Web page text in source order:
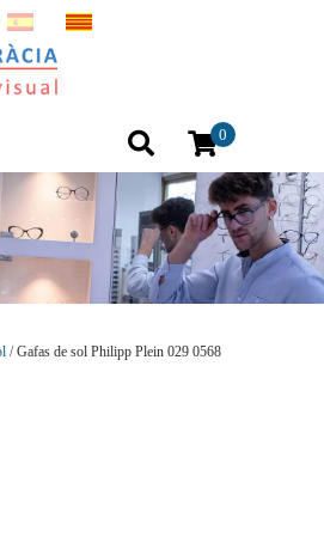
0
/ Gafas de sol Philipp Plein 029 0568